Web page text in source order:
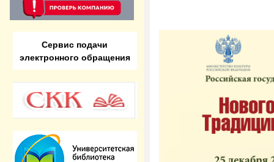
Сервис подачи
электронного обращения